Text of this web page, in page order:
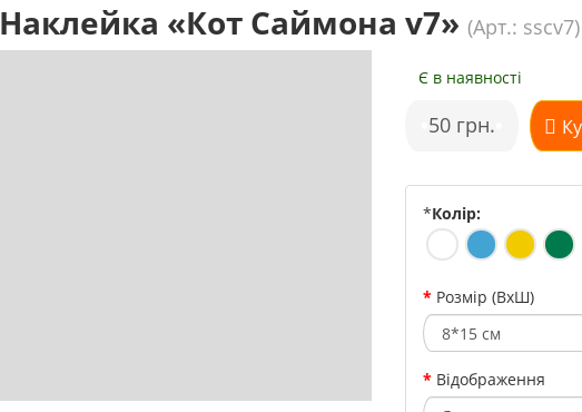
Наклейка «Кот Саймона v7» (Арт.: sscv7)
Є в наявності
50 грн.
*Колір:
Розмір (ВхШ)
Відображення